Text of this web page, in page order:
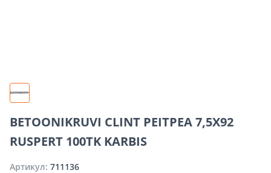
BETOONIKRUVI CLINT PEITPEA 7,5X92
RUSPERT 100TK KARBIS
Артикул: 711136